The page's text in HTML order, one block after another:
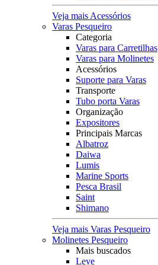
Veja mais Acessórios
Varas Pesqueiro
Categoria
Varas para Carretilhas
Varas para Molinetes
Acessórios
Suporte para Varas
Transporte
Tubo porta Varas
Organização
Expositores
Principais Marcas
Albatroz
Daiwa
Lumis
Marine Sports
Pesca Brasil
Saint
Shimano
Veja mais Varas Pesqueiro
Molinetes Pesqueiro
Mais buscados
Leve